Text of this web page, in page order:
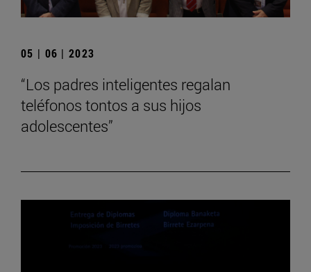
05 | 06 | 2023
“Los padres inteligentes regalan
teléfonos tontos a sus hijos
adolescentes”